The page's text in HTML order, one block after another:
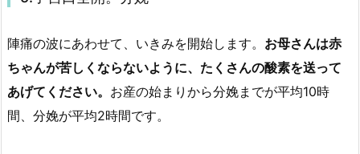
陣痛の波にあわせて、いきみを開始します。 お母さんは赤
ちゃんが苦しくならないように、たくさんの酸素を送って
あげてください。 お産の始まりから分娩までが平均10時
間、分娩が平均2時間です。